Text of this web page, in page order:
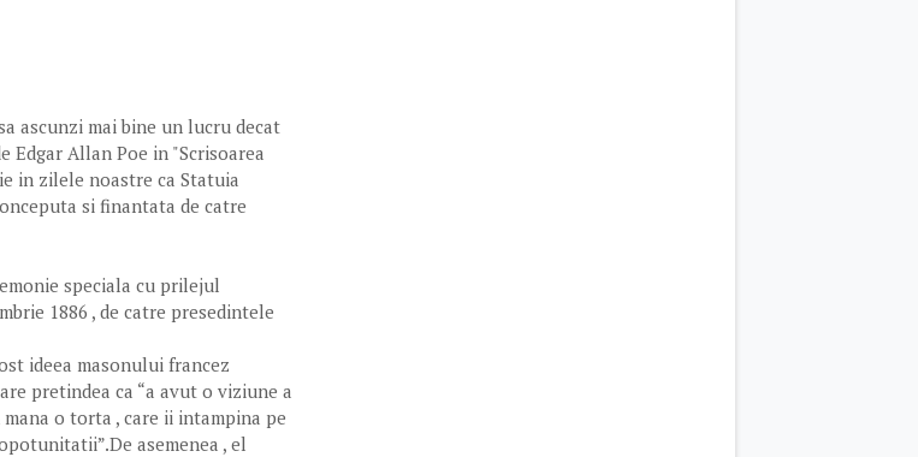
ascunzi mai bine un lucru decat
Edgar Allan Poe in "Scrisoarea
in zilele noastre ca Statuia
si finantata de catre
speciala cu prilejul
1886 , de catre presedintele
ideea masonului francez
pretindea ca “a avut o viziune a
o torta , care ii intampina pe
asemenea , el